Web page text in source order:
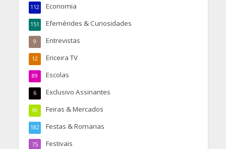
Economia
112
Efemérides & Curiosidades
151
Entrevistas
9
Ericeira TV
12
Escolas
89
Exclusivo Assinantes
6
Feiras & Mercados
69
Festas & Romarias
182
Festivais
75